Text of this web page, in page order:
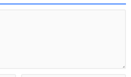
toplantıda ‘Bursa’nın kalbi’ olarak